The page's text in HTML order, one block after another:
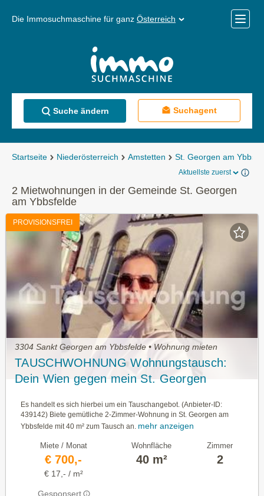
Die Immosuchmaschine für ganz Österreich
Menü
Suche ändern Suchagent
Startseite Niederösterreich Amstetten St. Georgen am
Aktuellste zuerst
2 Mietwohnungen in der Gemeinde St. Georgen
am Ybbsfelde
PROVISIONSFREI
3304 Sankt Georgen am Ybbsfelde • Wohnung mieten
TAUSCHWOHNUNG Wohnungstausch:
Dein Wien gegen mein St. Georgen
Es handelt es sich hierbei um ein Tauschangebot. (Anbieter-ID:
439142) Biete gemütliche 2-Zimmer-Wohnung in St. Georgen am
Ybbsfelde mit 40 m² zum Tausch an. mehr anzeigen
Miete / Monat
€ 700,-
€ 17,- / m²
Gesponsert
Wohnfläche
40 m²
Zimmer
2